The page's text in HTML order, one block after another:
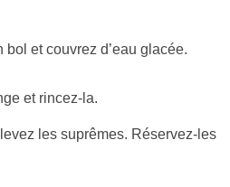
et couvrez d’eau glacée.
et rincez-la.
les suprêmes. Réservez-les